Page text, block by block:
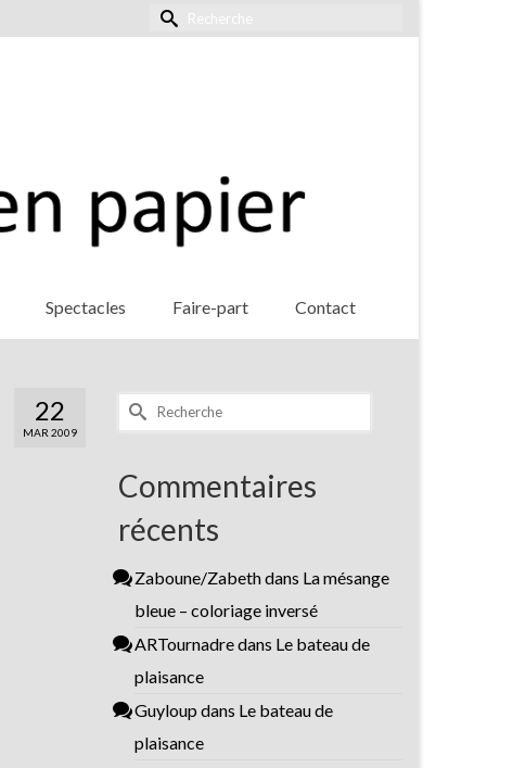
Rechercher :
Spectacles Faire-part Contact
22
MAR 2009
Rechercher :
Commentaires
récents
Zaboune/Zabethdans La mésange
bleue – coloriage inversé
ARTournadredans Le bateau de
plaisance
Guyloup dans Le bateau de
plaisance